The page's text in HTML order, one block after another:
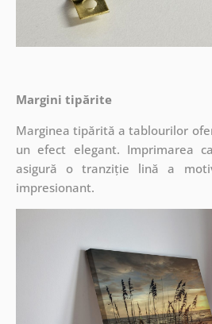
Margini tipărite
Marginea tipărită a tablourilor
un efect elegant. Imprimarea
asigură o tranziție lină a
impresionant.